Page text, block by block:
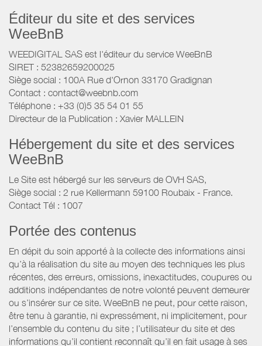
Éditeur du site et des services
WeeBnB
WEEDIGITAL SAS est l'éditeur du service WeeBnB
SIRET : 52382659200025
Siège social : 100A Rue d'Ornon 33170 Gradignan
Contact : contact@weebnb.com
Téléphone : +33 (0)5 35 54 01 55
Directeur de la Publication : Xavier MALLEIN
Hébergement du site et des services
WeeBnB
Le Site est hébergé sur les serveurs de OVH SAS,
Siège social : 2 rue Kellermann 59100 Roubaix - France.
Contact Tél : 1007
Portée des contenus
En dépit du soin apporté à la collecte des informations ainsi
qu’à la réalisation du site au moyen des techniques les plus
récentes, des erreurs, omissions, inexactitudes, coupures ou
additions indépendantes de notre volonté peuvent demeurer
ou s’insérer sur ce site. WeeBnB ne peut, pour cette raison,
être tenu à garantie, ni expressément, ni implicitement, pour
l’ensemble du contenu du site ; l’utilisateur du site et des
informations qu’il contient reconnaît qu’il en fait usage à ses